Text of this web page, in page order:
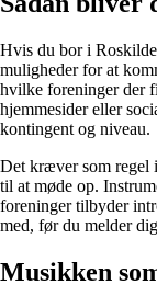
Hvis du bor i
muligheder for at
hvilke foreninger der
hjemmesider eller
kontingent og niveau.
Det kræver som regel
til at møde op.
foreninger tilbyder
med, før du melder
Musikken